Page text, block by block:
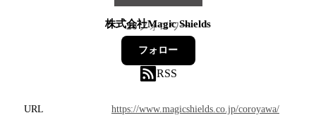
株式会社Magic Shields
26フォロワー
フォロー
RSS
URL
https://www.magicshields.co.jp/coroyawa/